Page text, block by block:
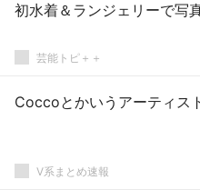
初水着＆ランジェリーで写
芸能トピ＋＋
Coccoとかいうアーティス
V系まとめ速報